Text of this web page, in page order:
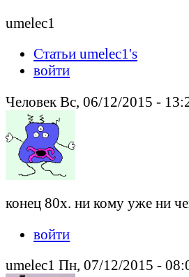
umelec1
Статьи umelec1's
войти
Человек Вс, 06/12/2015 -
конец 80х. ни кому уже ни
войти
umelec1 Пн, 07/12/2015 -